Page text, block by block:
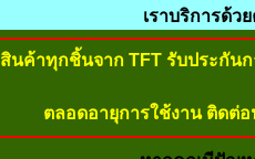
เราบริการด้ว
สินค้าทุกชิ้นจาก TFT รับประกัน
ตลอดอายุการใช้งาน ติดต่